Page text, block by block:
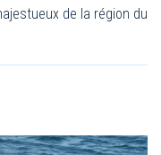
de la région du